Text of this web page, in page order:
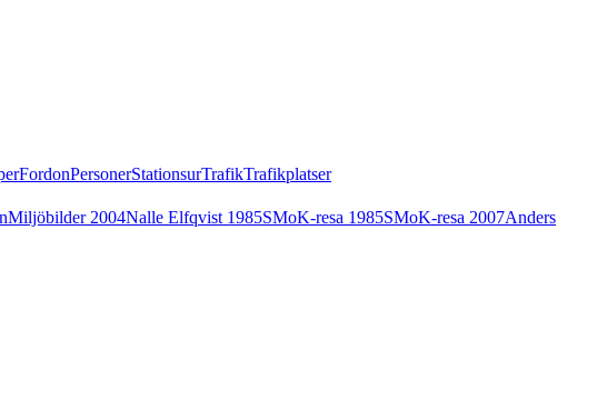
FordonPersonerStationsurTrafikTrafikplatser
Miljöbilder 2004Nalle Elfqvist 1985SMoK-resa 1985SMoK-resa 2007Anders